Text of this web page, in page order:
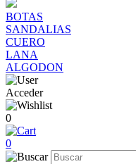
BOTAS
SANDALIAS
CUERO
LANA
ALGODON
Acceder
0
0